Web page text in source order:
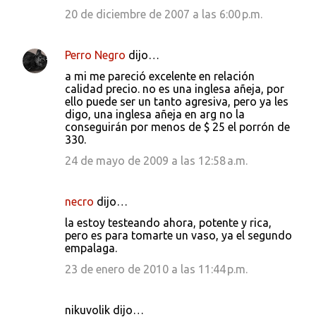
20 de diciembre de 2007 a las 6:00 p.m.
Perro Negro dijo…
a mi me pareció excelente en relación
calidad precio. no es una inglesa añeja, por
ello puede ser un tanto agresiva, pero ya les
digo, una inglesa añeja en arg no la
conseguirán por menos de $ 25 el porrón de
330.
24 de mayo de 2009 a las 12:58 a.m.
necro dijo…
la estoy testeando ahora, potente y rica,
pero es para tomarte un vaso, ya el segundo
empalaga.
23 de enero de 2010 a las 11:44 p.m.
nikuvolik dijo…